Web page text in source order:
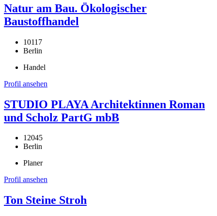
Natur am Bau. Ökologischer
Baustoffhandel
10117
Berlin
Handel
Profil ansehen
STUDIO PLAYA Architektinnen Roman
und Scholz PartG mbB
12045
Berlin
Planer
Profil ansehen
Ton Steine Stroh